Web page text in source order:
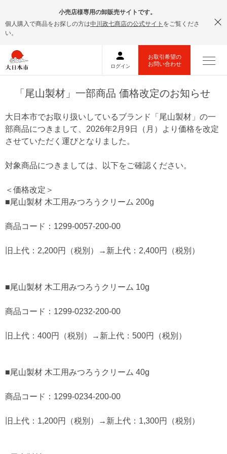
小売店様専用の卸販売サイトです。
個人購入で商品をお探しの方は中川政七商店の公式サイト をご覧くださ
い。
「尾山製材」一部商品 価格改定のお知らせ
大日本市でお取り扱いしているブランド「尾山製材」の一
部商品につきまして、2026年2月9日（月）より価格を改定
させていただく運びとなりました。
対象商品につきましては、以下をご確認ください。
＜価格改定＞
■尾山製材 木工用みつろうクリーム 200g
商品コード：1299-0057-200-00
旧上代：2,200円（税別）→新上代：2,400円（税別）
■尾山製材 木工用みつろうクリーム 10g
商品コード：1299-0232-200-00
旧上代：400円（税別）→新上代：500円（税別）
■尾山製材 木工用みつろうクリーム 40g
商品コード：1299-0234-200-00
旧上代：1,200円（税別）→新上代：1,300円（税別）